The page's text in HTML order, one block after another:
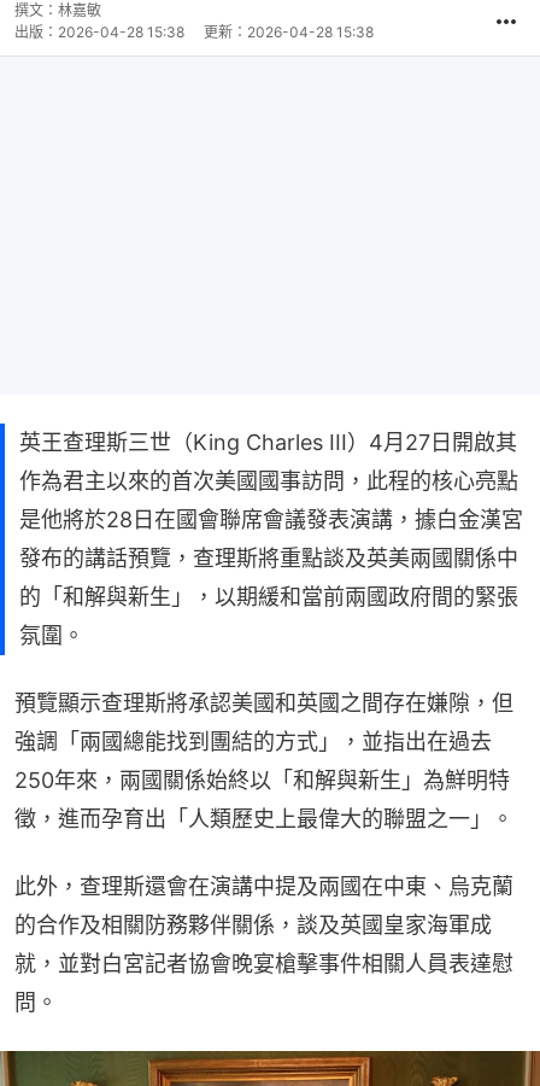
撰文： 林嘉敏
出版： 2026-04-28 15:38 更新： 2026-04-28 15:38
英王查理斯三世（King Charles III）4月27日開啟其
作為君主以來的首次美國國事訪問，此程的核心亮點
是他將於28日在國會聯席會議發表演講，據白金漢宮
發布的講話預覽，查理斯將重點談及英美兩國關係中
的「和解與新生」，以期緩和當前兩國政府間的緊張
氛圍。
預覽顯示查理斯將承認美國和英國之間存在嫌隙，但
強調「兩國總能找到團結的方式」，並指出在過去
250年來，兩國關係始終以「和解與新生」為鮮明特
徵，進而孕育出「人類歷史上最偉大的聯盟之一」。
此外，查理斯還會在演講中提及兩國在中東、烏克蘭
的合作及相關防務夥伴關係，談及英國皇家海軍成
就，並對白宮記者協會晚宴槍擊事件相關人員表達慰
問。